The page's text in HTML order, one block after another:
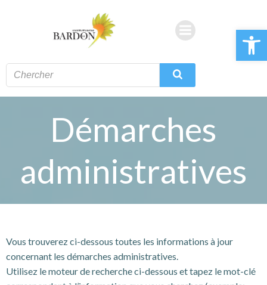
Ouvrir
Démarches
administratives
Vous trouverez ci-dessous toutes les informations à jour
concernant les démarches administratives.
Utilisez le moteur de recherche ci-dessous et tapez le mot-clé